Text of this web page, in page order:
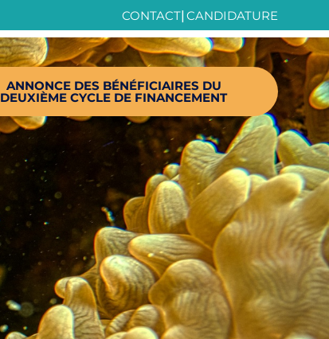
CONTACT| CANDIDATURE
ANNONCE DES BÉNÉFICIAIRES DU
DEUXIÈME CYCLE DE FINANCEMENT